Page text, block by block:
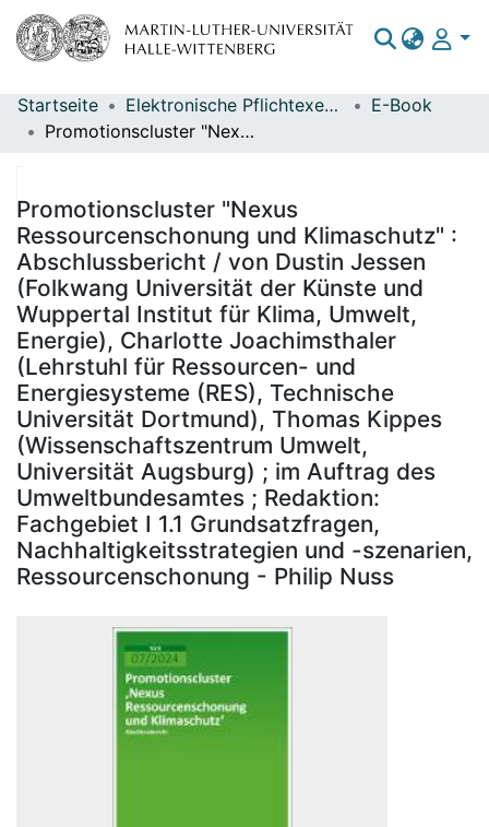
Bereiche & Sammlungen
Statistiken
Startseite Elektronische Pflichtexemplare
E-Book
Promotionscluster "Nexus Ressourcenschonung und Klimaschutz" : Abschlussbericht / von Dustin Jessen (Folkwang Universität der Künste und Wuppertal Institut für Klima, Umwelt, Energie), Charlotte Joachimsthaler (Lehrstuhl für Ressourcen- und Energiesysteme (RES), Technische Universität Dortmund), Thomas Kippes (Wissenschaftszentrum Umwelt, Universität Augsburg) ; im Auftrag des Umweltbundesamtes ; Redaktion: Fachgebiet I 1.1 Grundsatzfragen, Nachhaltigkeitsstrategien und -szenarien, Ressourcenschonung - Philip Nuss
Promotionscluster "Nexus
Ressourcenschonung und Klimaschutz" :
Abschlussbericht / von Dustin Jessen
(Folkwang Universität der Künste und
Wuppertal Institut für Klima, Umwelt,
Energie), Charlotte Joachimsthaler
(Lehrstuhl für Ressourcen- und
Energiesysteme (RES), Technische
Universität Dortmund), Thomas Kippes
(Wissenschaftszentrum Umwelt,
Universität Augsburg) ; im Auftrag des
Umweltbundesamtes ; Redaktion:
Fachgebiet I 1.1 Grundsatzfragen,
Nachhaltigkeitsstrategien und -szenarien,
Ressourcenschonung - Philip Nuss